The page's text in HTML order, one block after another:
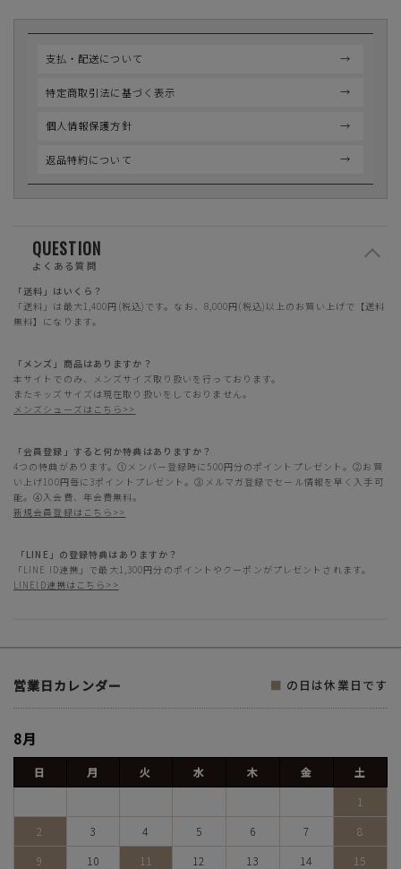
支払・配送について
特定商取引法に基づく表示
個人情報保護方針
返品特約について
QUESTION
よくある質問
「送料」はいくら？
「送料」は最大1,400円(税込)です。なお、8,000円(税込)以上のお買い上げで【送料
無料】になります。
「メンズ」商品はありますか？
本サイトでのみ、メンズサイズ取り扱いを行っております。
またキッズサイズは現在取り扱いをしておりません。
メンズシューズはこちら>>
「会員登録」すると何か特典はありますか？
4つの特典があります。①メンバー登録時に500円分のポイントプレゼント。②お買
い上げ100円毎に3ポイントプレゼント。③メルマガ登録でセール情報を早く入手可
能。④入会費、年会費無料。
新規会員登録はこちら>>
「LINE」の登録特典はありますか？
「LINE ID連携」で最大1,300円分のポイントやクーポンがプレゼントされます。
LINEID連携はこちら>>
営業日カレンダー ■ の日は休業日です
8月
日 月 火 水 木 金
土
1
2
3 4 5 6 7
8
9
10 11 12 13 14
15